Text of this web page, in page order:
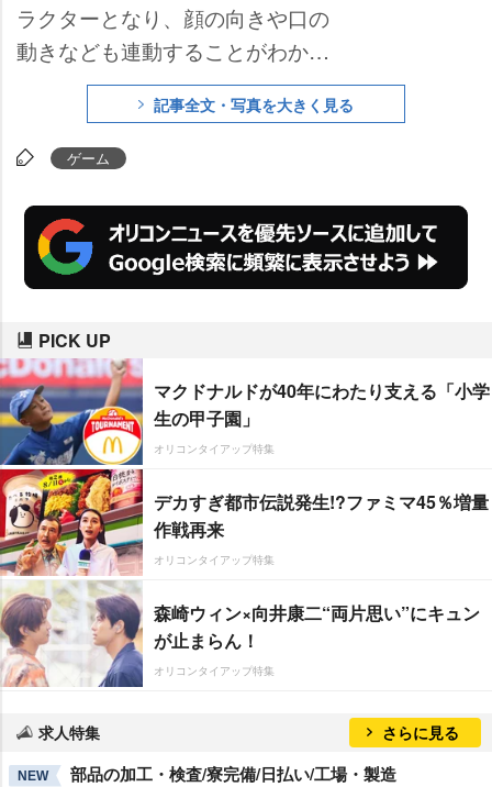
ラクターとなり、顔の向きや口の
動きなども連動することがわかっ
記事全文・写真を大きく見る
ゲーム
PICK UP
マクドナルドが40年にわたり支える「小学
生の甲子園」
オリコンタイアップ特集
デカすぎ都市伝説発生!?ファミマ45％増量
作戦再来
オリコンタイアップ特集
森崎ウィン×向井康二“両片思い”にキュン
が止まらん！
オリコンタイアップ特集
求人特集 さらに見る
NEW 部品の加工・検査/寮完備/日払い/工場・製造